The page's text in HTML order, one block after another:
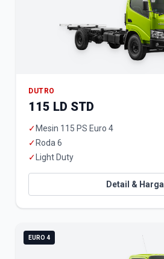
DUTRO
115 LD STD
✓ Mesin 115 PS Euro 4
✓ Roda 6
✓ Light Duty
Detail & Harga
EURO 4